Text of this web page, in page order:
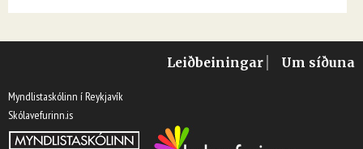
Leiðbeiningar Um síðuna
Myndlistaskólinn í Reykjavík
Skólavefurinn.is